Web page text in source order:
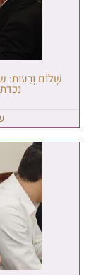
שָׁלוֹם וְרֵעוּת: